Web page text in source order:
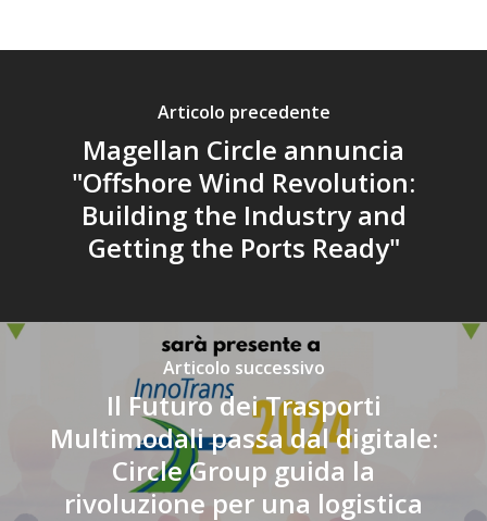
Articolo precedente
Magellan Circle annuncia
"Offshore Wind Revolution:
Building the Industry and
Getting the Ports Ready"
Articolo successivo
Il Futuro dei Trasporti
Multimodali passa dal digitale:
Circle Group guida la
rivoluzione per una logistica